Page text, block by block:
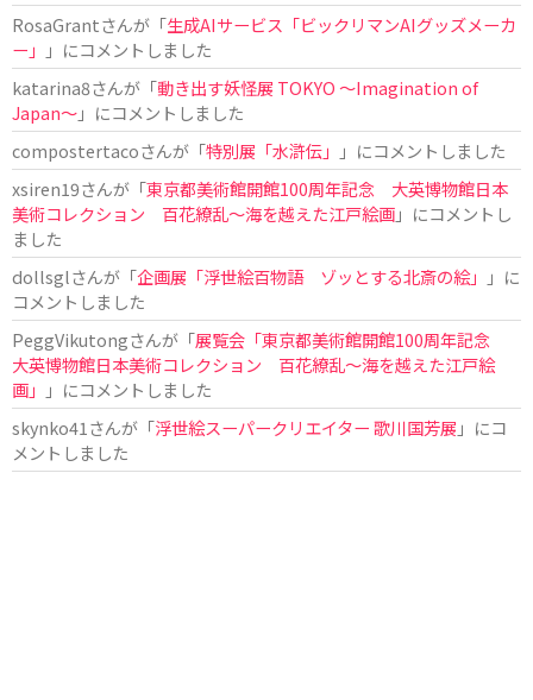
RosaGrantさんが「生成AIサービス「ビックリマンAIグッズメーカ
ー」
」にコメントしました
katarina8さんが「動き出す妖怪展 TOKYO 〜Imagination of
Japan〜」にコメントしました
compostertacoさんが「特別展「水滸伝」
」にコメントしました
xsiren19さんが「東京都美術館開館100周年記念 大英博物館日本
美術コレクション 百花繚乱～海を越えた江戸絵画」にコメントし
ました
dollsglさんが「企画展「浮世絵百物語 ゾッとする北斎の絵」
」に
コメントしました
PeggVikutongさんが「展覧会「東京都美術館開館100周年記念
大英博物館日本美術コレクション 百花繚乱〜海を越えた江戸絵
画」
」にコメントしました
skynko41 さんが「浮世絵スーパークリエイター 歌川国芳展 」にコ
メントしました